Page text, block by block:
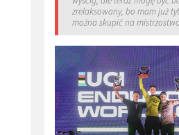
zrelaksowany, bo mam już
można skupić na